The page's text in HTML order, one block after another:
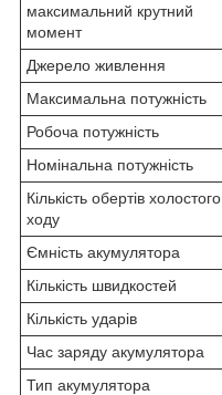
максимальний крутний
момент
Джерело живлення
Максимальна потужність
Робоча потужність
Номінальна потужність
Кількість обертів холостого
ходу
Ємність акумулятора
Кількість швидкостей
Кількість ударів
Час заряду акумулятора
Тип акумулятора